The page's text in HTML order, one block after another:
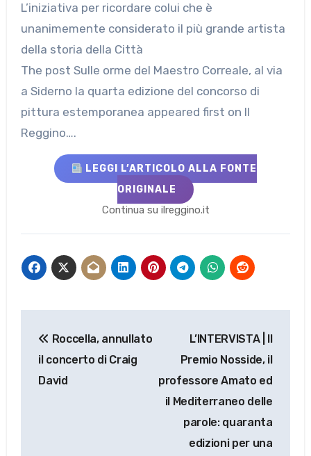
L’iniziativa per ricordare colui che è
unanimemente considerato il più grande artista
della storia della Città
The post Sulle orme del Maestro Correale, al via
a Siderno la quarta edizione del concorso di
pittura estemporanea appeared first on Il
Reggino….
LEGGI L’ARTICOLO ALLA FONTE
ORIGINALE
Continua su ilreggino.it
articoli
Roccella, annullato
il concerto di Craig
David
L’INTERVISTA | Il
Premio Nosside, il
professore Amato ed
il Mediterraneo delle
parole: quaranta
edizioni per una